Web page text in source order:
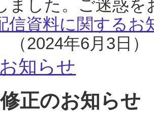
ました。ご迷惑
信資料に関するお
（2024年6月3日）
知らせ
正のお知らせ